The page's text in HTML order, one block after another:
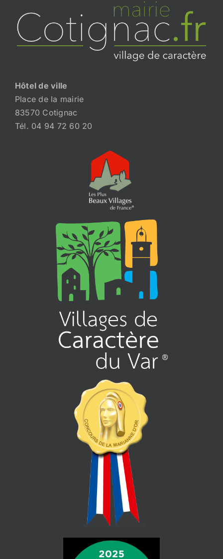
Hôtel de ville
Place de la mairie
83570 Cotignac
Tél. 04 94 72 60 20